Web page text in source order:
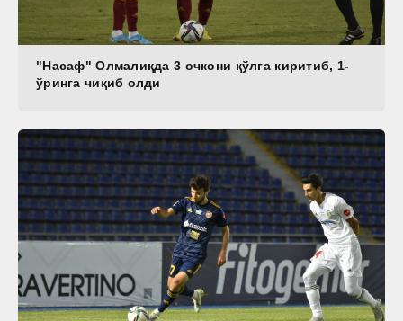
"Насаф" Олмалиқда 3 очкони қўлга киритиб, 1-
ўринга чиқиб олди